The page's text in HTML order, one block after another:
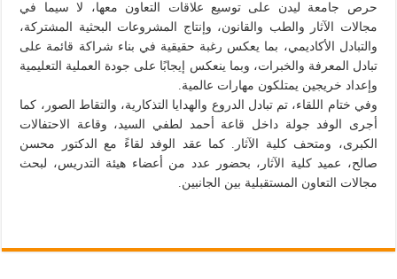
حرص جامعة ليدن على توسيع علاقات التعاون معها، لا سيما في
مجالات الآثار والطب والقانون، وإنتاج المشروعات البحثية المشتركة،
والتبادل الأكاديمي، بما يعكس رغبة حقيقية في بناء شراكة قائمة على
تبادل المعرفة والخبرات، وبما ينعكس إيجابًا على جودة العملية التعليمية
وإعداد خريجين يمتلكون مهارات عالمية.
وفي ختام اللقاء، تم تبادل الدروع والهدايا التذكارية، والتقاط الصور، كما
أجرى الوفد جولة داخل قاعة أحمد لطفي السيد، وقاعة الاحتفالات
الكبرى، ومتحف كلية الآثار. كما عقد الوفد لقاءً مع الدكتور محسن
صالح، عميد كلية الآثار، بحضور عدد من أعضاء هيئة التدريس، لبحث
مجالات التعاون المستقبلية بين الجانبين.